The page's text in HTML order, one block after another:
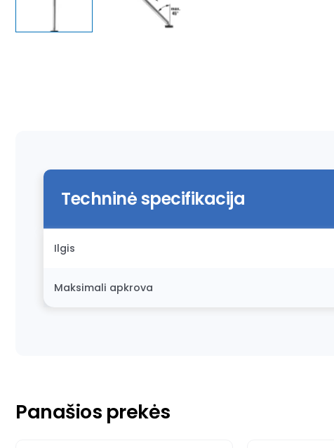
Techninė specifikacija
Ilgis
Maksimali apkrova
Panašios prekės